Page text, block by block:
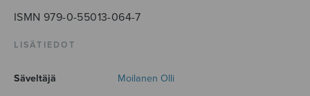
ISMN 979-0-55013-064-7
LISÄTIEDOT
Säveltäjä Moilanen Olli